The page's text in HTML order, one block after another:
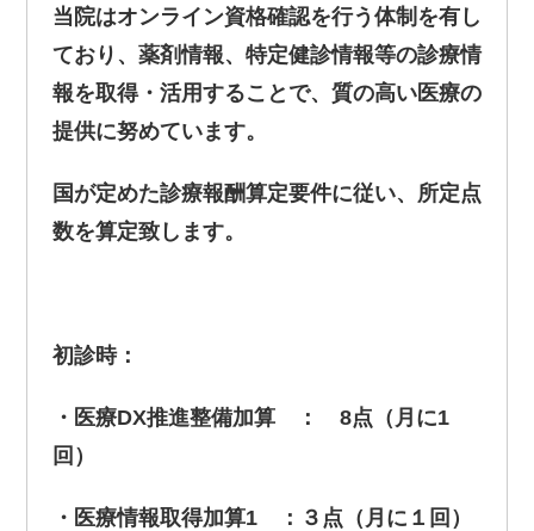
当院はオンライン資格確認を行う体制を有し
ており、薬剤情報、特定健診情報等の診療情
報を取得・活用することで、質の高い医療の
提供に努めています。
国が定めた診療報酬算定要件に従い、所定点
数を算定致します。
初診時：
・医療DX推進整備加算 ： 8点（月に1
回）
・医療情報取得加算1 ：３点（月に１回）